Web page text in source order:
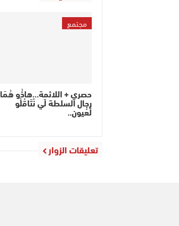
مجتمع
حصري + اللائحة…هاذُو هُمَا
رجال السلطة لّْي نْتَاقْلُو
لَّعْيون..
تعليقات الزوار